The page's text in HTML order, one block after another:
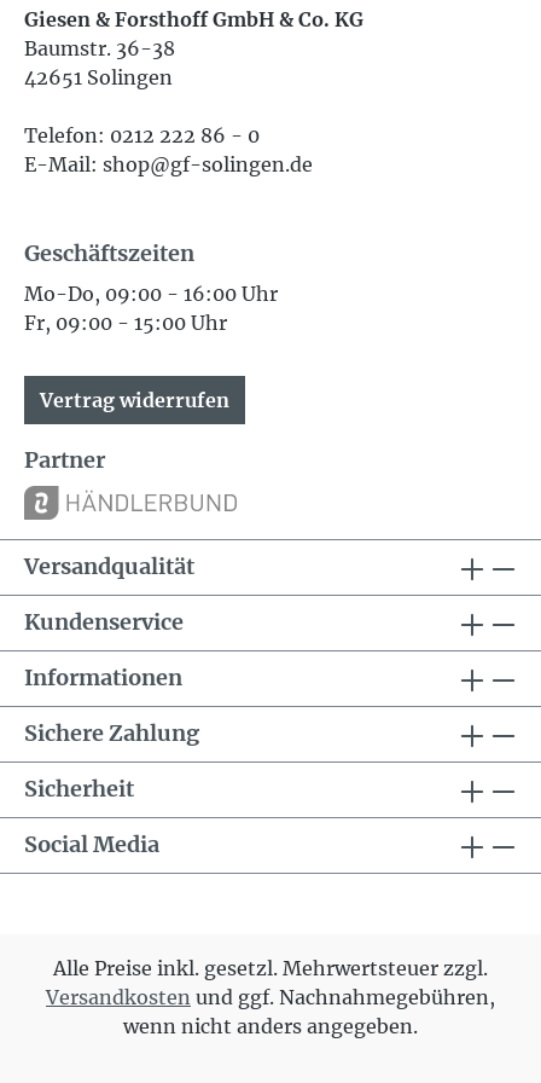
Giesen & Forsthoff GmbH & Co. KG
Baumstr. 36-38
42651 Solingen
Telefon: 0212 222 86 - 0
E-Mail: shop@gf-solingen.de
Geschäftszeiten
Mo-Do, 09:00 - 16:00 Uhr
Fr, 09:00 - 15:00 Uhr
Vertrag widerrufen
Partner
Versandqualität
Kundenservice
Informationen
Sichere Zahlung
Sicherheit
Social Media
Alle Preise inkl. gesetzl. Mehrwertsteuer zzgl.
Versandkosten und ggf. Nachnahmegebühren,
wenn nicht anders angegeben.